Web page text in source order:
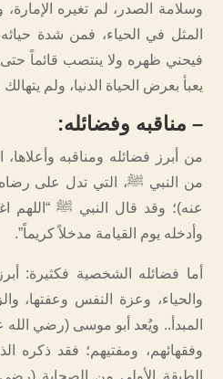
وسلامة الصدر، لم تغيره
المثل في الحياء، فمن شدة
فيحني ظهره ولا ينتصب قائماً حتى
يعبأ بعرض الحياة الدنيا، ولم
– مناقبه وفضائله:
من أبرز فضائله ومناقبه وأعلاها،
من النبي ﷺ، التي تدل على
عنه)؛ وقد قال النبي ﷺ “اللهم
وأدخله يوم القيامة مدخلاً كريماً”.
أما فضائله الشخصية فكثيرة:
والحياء، وعزة النفس وعفتها،
المبدأ.. ويُعد أبو موسى (رضي الله
وفقهائهم، ومفتيهم؛ فقد ذكره